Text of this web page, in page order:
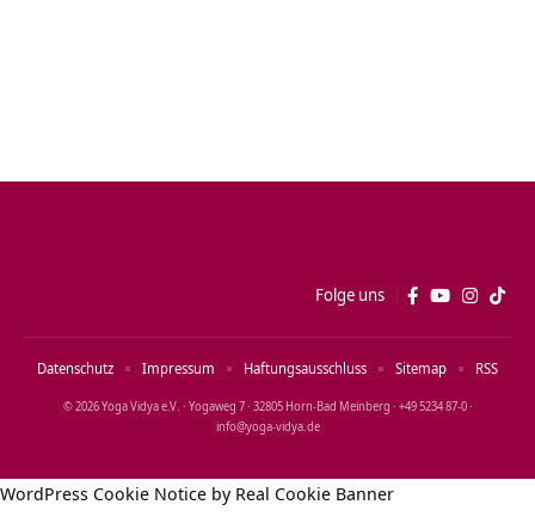
Folge uns
© 2026 Yoga Vidya e.V. · Yogaweg 7 · 32805 Horn‑Bad Meinberg · +49 5234 87‑0 ·
info@yoga‑vidya.de
Datenschutz Impressum Haftungsausschluss Sitemap RSS
WordPress Cookie Notice by Real Cookie Banner